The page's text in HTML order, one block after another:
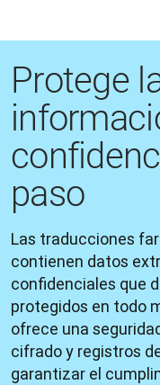
Protege
paso
Las traducciones
contienen datos
confidenciales que
protegidos en todo
ofrece una
cifrado y registros
garantizar el